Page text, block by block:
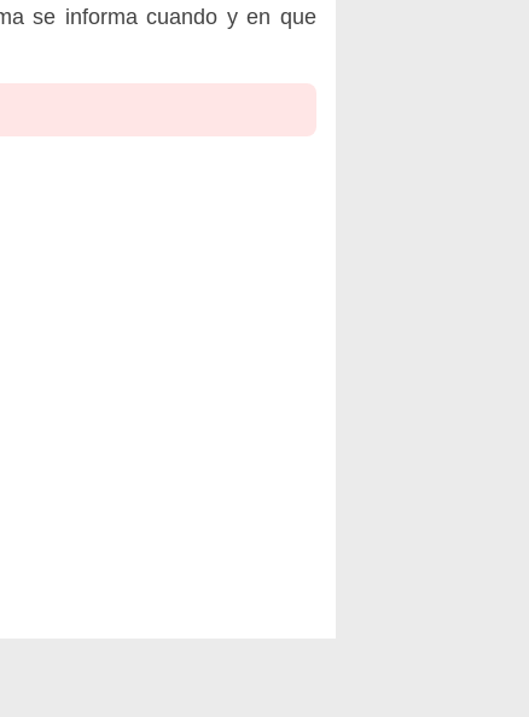
se informa cuando y en que